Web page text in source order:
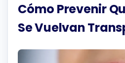
Cómo Prevenir
Se Vuelvan